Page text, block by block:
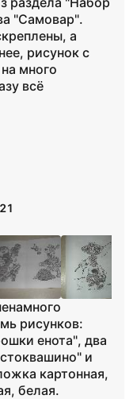
"Самовар".
а
рисунок с
много
всё
рисунков:
енота", два
и
картонная,
белая.